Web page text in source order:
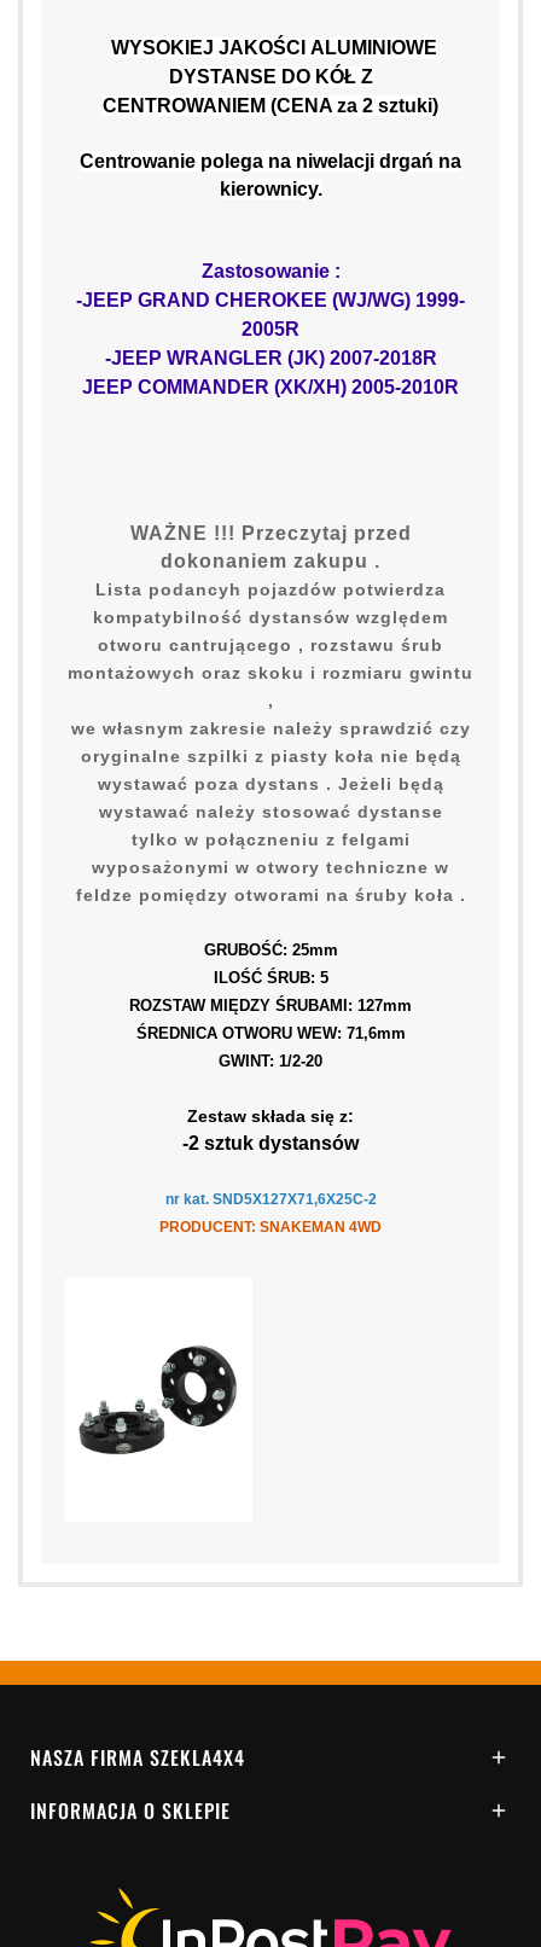
WYSOKIEJ JAKOŚCI ALUMINIOWE
DYSTANSE DO KÓŁ Z
CENTROWANIEM (CENA za 2 sztuki)
Centrowanie polega na niwelacji drgań na
kierownicy.
Zastosowanie :
-JEEP GRAND CHEROKEE (WJ/WG) 1999-
2005R
-JEEP WRANGLER (JK) 2007-2018R
JEEP COMMANDER (XK/XH) 2005-2010R
WAŻNE !!! Przeczytaj przed
dokonaniem zakupu .
Lista podancyh pojazdów potwierdza
kompatybilność dystansów względem
otworu cantrującego , rozstawu śrub
montażowych oraz skoku i rozmiaru gwintu
,
we własnym zakresie należy sprawdzić czy
oryginalne szpilki z piasty koła nie będą
wystawać poza dystans . Jeżeli będą
wystawać należy stosować dystanse
tylko w połączneniu z felgami
wyposażonymi w otwory techniczne w
feldze pomiędzy otworami na śruby koła .
GRUBOŚĆ: 25mm
ILOŚĆ ŚRUB: 5
ROZSTAW MIĘDZY ŚRUBAMI: 127mm
ŚREDNICA OTWORU WEW: 71,6mm
GWINT: 1/2-20
Zestaw składa się z:
-2 sztuk dystansów
nr kat. SND5X127X71,6X25C-2
PRODUCENT: SNAKEMAN 4WD
NASZA FIRMA SZEKLA4X4 
INFORMACJA O SKLEPIE 